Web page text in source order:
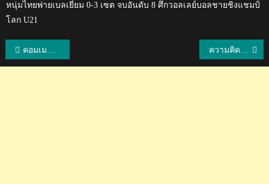
หนุ่มไทยพ่ายเบลเยี่ยม 0-3 เซต จบอันดับ 8 ศึกวอลเลย์บอลชายชิงแชมป์
โลก U21
แนะแนว
คอมเมนต์ต่างชาติเกี่ยวกับสำเนียงภาษาอังกฤษของคนไทย